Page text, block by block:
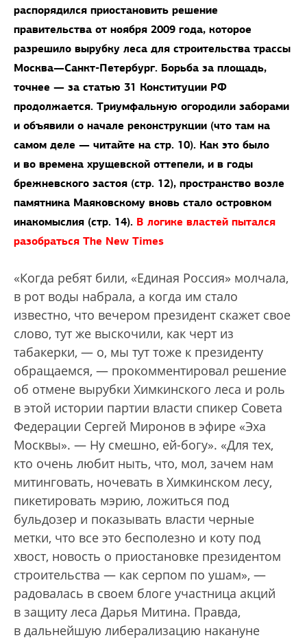
распорядился приостановить решение
правительства от ноября 2009 года, которое
разрешило вырубку леса для строительства трассы
Москва—Санкт-Петербург. Борьба за площадь,
точнее — за статью 31 Конституции РФ
продолжается. Триумфальную огородили заборами
и объявили о начале реконструкции (что там на
самом деле — читайте на стр. 10). Как это было
и во времена хрущевской оттепели, и в годы
брежневского застоя (стр. 12), пространство возле
памятника Маяковскому вновь стало островком
инакомыслия (стр. 14). В логике властей пытался
разобраться The New Times
«Когда ребят били, «Единая Россия» молчала,
в рот воды набрала, а когда им стало
известно, что вечером президент скажет свое
слово, тут же выскочили, как черт из
табакерки, — о, мы тут тоже к президенту
обращаемся, — прокомментировал решение
об отмене вырубки Химкинского леса и роль
в этой истории партии власти спикер Совета
Федерации Сергей Миронов в эфире «Эха
Москвы». — Ну смешно, ей-богу». «Для тех,
кто очень любит ныть, что, мол, зачем нам
митинговать, ночевать в Химкинском лесу,
пикетировать мэрию, ложиться под
бульдозер и показывать власти черные
метки, что все это бесполезно и коту под
хвост, новость о приостановке президентом
строительства — как серпом по ушам», —
радовалась в своем блоге участница акций
в защиту леса Дарья Митина. Правда,
в дальнейшую либерализацию накануне